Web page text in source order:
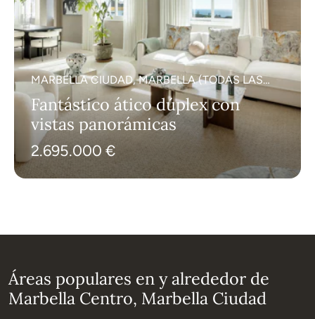
MARBELLA CIUDAD, MARBELLA (TODAS LAS
ÁREAS)
Fantástico ático dúplex con
vistas panorámicas
2.695.000 €
Áreas populares en y alrededor de
Marbella Centro, Marbella Ciudad